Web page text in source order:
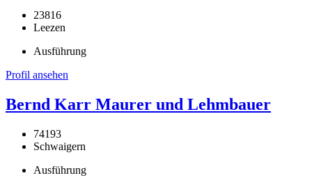
23816
Leezen
Ausführung
Profil ansehen
Bernd Karr Maurer und Lehmbauer
74193
Schwaigern
Ausführung